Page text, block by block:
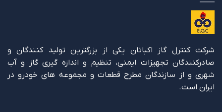
شرکت کنترل گاز اکباتان یکی از بزرگترین تولید کنندگان و
صادرکنندگان تجهیزات ایمنی، تنظیم و اندازه گیری گاز و آب
شهری و از سازندگان مطرح قطعات و مجموعه های خودرو در
ایران است.